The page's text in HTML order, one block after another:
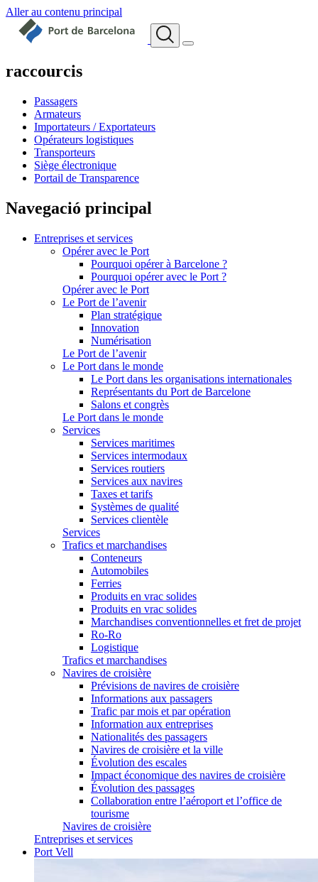
Aller au contenu principal
raccourcis
Passagers
Armateurs
Importateurs / Exportateurs
Opérateurs logistiques
Transporteurs
Siège électronique
Portail de Transparence
Navegació principal
Entreprises et services
Opérer avec le Port
Pourquoi opérer à Barcelone ?
Pourquoi opérer avec le Port ?
Opérer avec le Port
Le Port de l’avenir
Plan stratégique
Innovation
Numérisation
Le Port de l’avenir
Le Port dans le monde
Le Port dans les organisations internationales
Représentants du Port de Barcelone
Salons et congrès
Le Port dans le monde
Services
Services maritimes
Services intermodaux
Services routiers
Services aux navires
Taxes et tarifs
Systèmes de qualité
Services clientèle
Services
Trafics et marchandises
Conteneurs
Automobiles
Ferries
Produits en vrac solides
Produits en vrac solides
Marchandises conventionnelles et fret de projet
Ro-Ro
Logistique
Trafics et marchandises
Navires de croisière
Prévisions de navires de croisière
Informations aux passagers
Trafic par mois et par opération
Information aux entreprises
Nationalités des passagers
Navires de croisière et la ville
Évolution des escales
Impact économique des navires de croisière
Évolution des passages
Collaboration entre l’aéroport et l’office de
tourisme
Navires de croisière
Entreprises et services
Port Vell